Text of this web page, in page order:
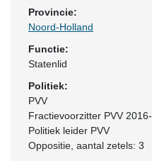
Provincie:
Noord-Holland
Functie:
Statenlid
Politiek:
PVV
Fractievoorzitter PVV 2016-
Politiek leider PVV
Oppositie , aantal zetels: 3